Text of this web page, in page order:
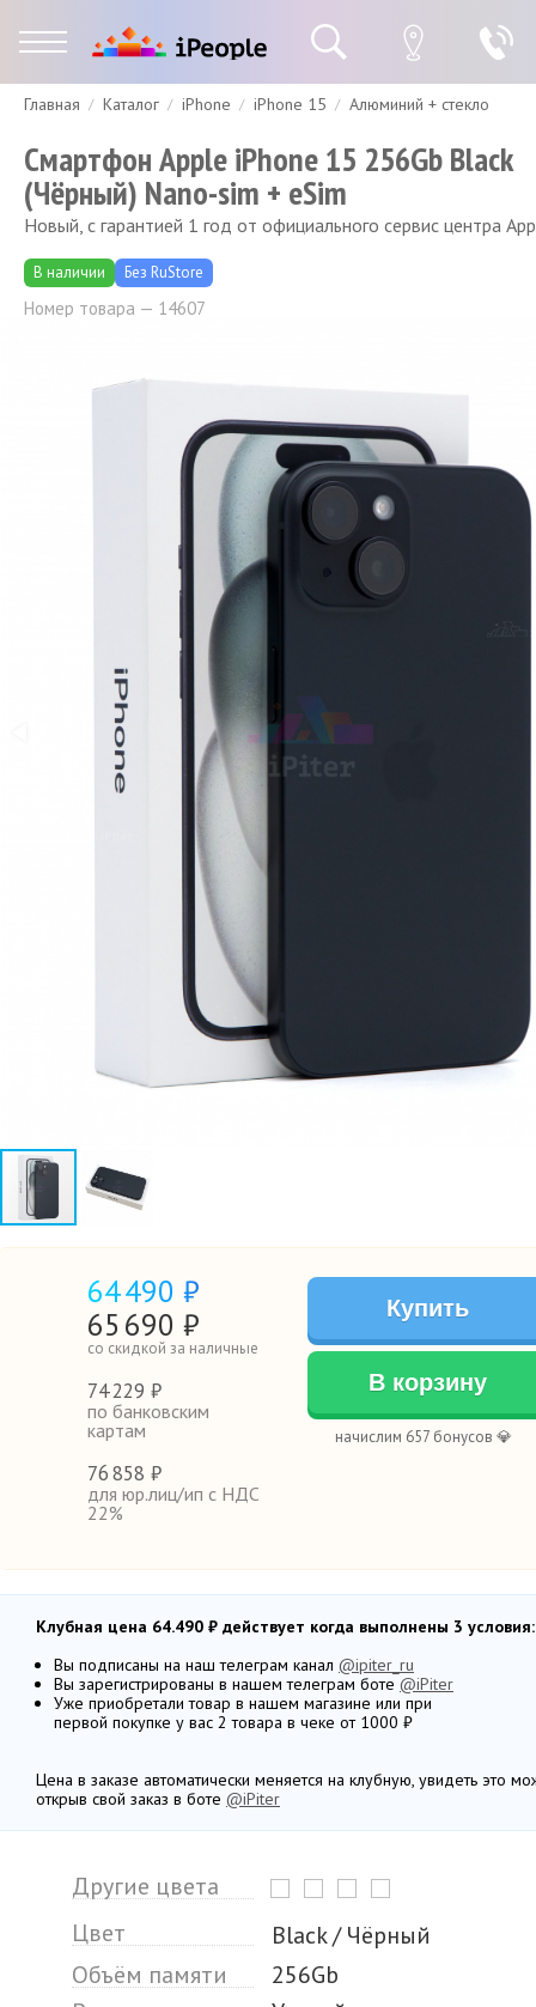
Гарантия Доставка и оплата Спецпредложения Скидки
Главная Каталог iPhone iPhone 15 Алюминий + стекло
Смартфон Apple iPhone 15 256Gb Black
(Чёрный) Nano-sim + eSim
Новый, с гарантией 1 год от официального сервис центра
В наличии Без RuStore
Номер товара — 14607
64490 ₽
65 690 ₽
со скидкой за наличные
74229 ₽
по банковским
картам
76858 ₽
для юр.лиц/ип с НДС
22%
Купить
В корзину
начислим 657 бонусов 💎
Клубная цена 64.490 ₽ действует когда выполнены 3 условия:
Вы подписаны на наш телеграм канал @ipiter_ru
Вы зарегистрированы в нашем телеграм боте @iPiter
Уже приобретали товар в нашем магазине или при
первой покупке у вас 2 товара в чеке от 1000 ₽
Цена в заказе автоматически меняется на клубную, увидеть это
открыв свой заказ в боте @iPiter
Другие цвета
Цвет
Black / Чёрный
Объём памяти
256Gb